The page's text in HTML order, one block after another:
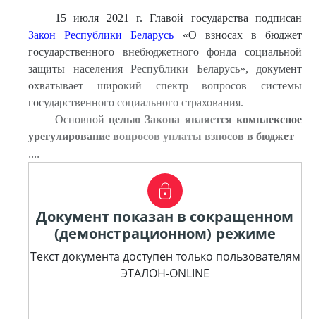
15 июля 2021 г. Главой государства подписан
Закон Республики Беларусь «О взносах в бюджет
государственного внебюджетного фонда социальной
защиты населения Республики Беларусь», документ
охватывает широкий спектр вопросов системы
государственного социального страхования.
Основнойцелью Закона является комплексное
урегулирование вопросов уплаты взносов в бюджет
....
Документ показан в сокращенном
(демонстрационном) режиме
Текст документа доступен только пользователям
ЭТАЛОН-ONLINE